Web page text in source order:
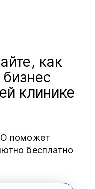
как
клинике
поможет
бесплатно